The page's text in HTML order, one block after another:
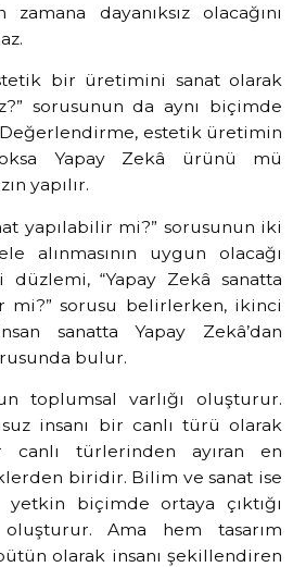
zamana dayanıksız olacağını
bir üretimini sanat olarak
sorusunun da aynı biçimde
Değerlendirme, estetik üretimin
Yapay Zekâ ürünü mü
yapılır.
yapılabilir mi?” sorusunun iki
alınmasının uygun olacağı
düzlemi, “Yapay Zekâ sanatta
mi?” sorusu belirlerken, ikinci
sanatta Yapay Zekâ’dan
bulur.
toplumsal varlığı oluşturur.
insanı bir canlı türü olarak
canlı türlerinden ayıran en
biridir. Bilim ve sanat ise
biçimde ortaya çıktığı
Ama hem tasarım
olarak insanı şekillendiren